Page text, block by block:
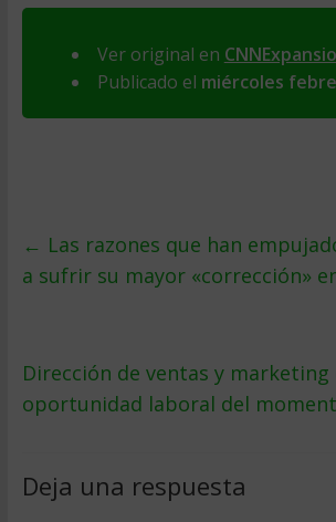
Ver original en
Publicado el miércoles
← Las razones que han
a sufrir su mayor «corrección»
Dirección de ventas y
oportunidad laboral del
Deja una respuesta